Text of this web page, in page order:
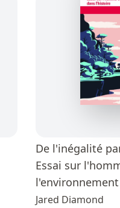
De l'inégalité
Essai sur
Jared Diamond